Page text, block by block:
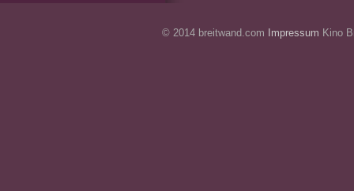
© 2014 breitwand.com Impressum Kino